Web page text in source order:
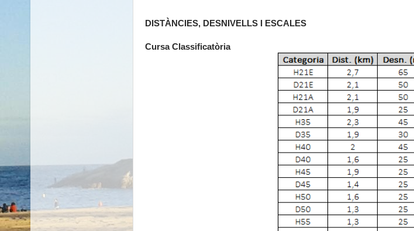
DISTÀNCIES, DESNIVELLS I ESCALES
Cursa Classificatòria